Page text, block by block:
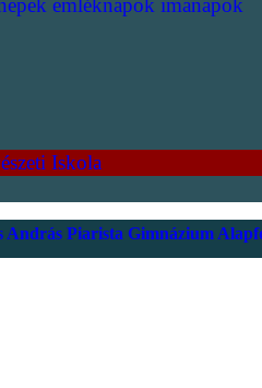
emléknapok imanapok
Iskola
András Piarista Gimnázium